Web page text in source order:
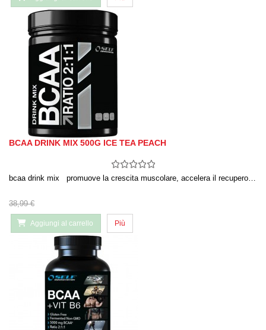
BCAA DRINK MIX 500G ICE TEA PEACH
bcaa drink mix promuove la crescita muscolare, accelera il recupero…
38,99 €
Aggiungi al carrello Più